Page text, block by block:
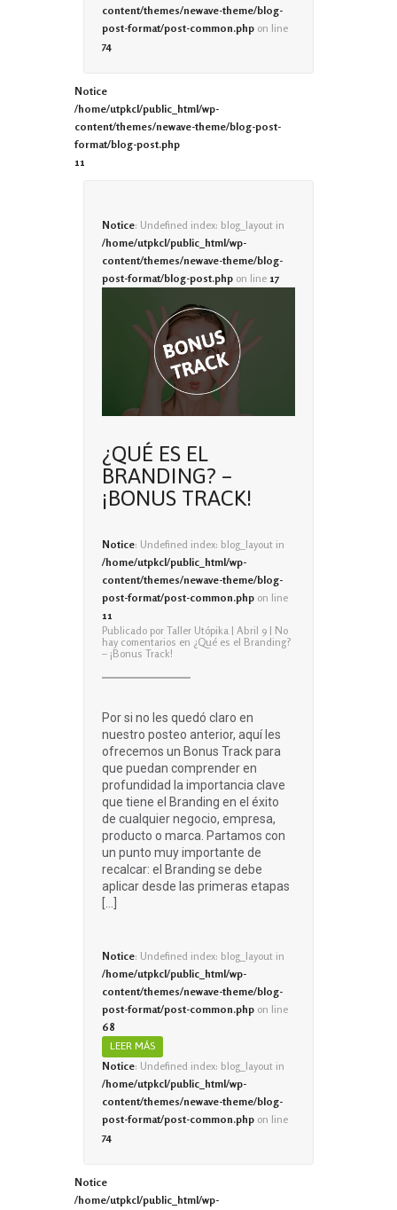
content/themes/newave-theme/blog-
post-format/post-common.php on line
74
Notice
/home/utpkcl/public_html/wp-
content/themes/newave-theme/blog-post-
format/blog-post.php
11
Notice: Undefined index: blog_layout in
/home/utpkcl/public_html/wp-
content/themes/newave-theme/blog-
post-format/blog-post.php on line 17
¿QUÉ ES EL
BRANDING? –
¡BONUS TRACK!
Notice: Undefined index: blog_layout in
/home/utpkcl/public_html/wp-
content/themes/newave-theme/blog-
post-format/post-common.php on line
11
Publicado por Taller Utópika | Abril 9 | No
hay comentarios en ¿Qué es el Branding?
– ¡Bonus Track!
Por si no les quedó claro en
nuestro posteo anterior, aquí les
ofrecemos un Bonus Track para
que puedan comprender en
profundidad la importancia clave
que tiene el Branding en el éxito
de cualquier negocio, empresa,
producto o marca. Partamos con
un punto muy importante de
recalcar: el Branding se debe
aplicar desde las primeras etapas
[…]
Notice: Undefined index: blog_layout in
/home/utpkcl/public_html/wp-
content/themes/newave-theme/blog-
post-format/post-common.php on line
68
LEER MÁS
Notice: Undefined index: blog_layout in
/home/utpkcl/public_html/wp-
content/themes/newave-theme/blog-
post-format/post-common.php on line
74
Notice
/home/utpkcl/public_html/wp-